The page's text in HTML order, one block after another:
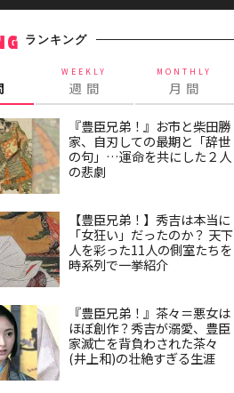
ランキング
WEEKLY
週 間
MONTHLY
月 間
『豊臣兄弟！』お市と柴田勝
家、自刃しての最期と「辞世
の句」…運命を共にした２人
の悲劇
【豊臣兄弟！】秀吉は本当に
「女狂い」だったのか？ 天下
人を彩った11人の側室たちを
時系列で一挙紹介
『豊臣兄弟！』茶々＝悪女は
ほぼ創作？秀吉が溺愛、豊臣
家滅亡を背負わされた茶々
(井上和)の壮絶すぎる生涯